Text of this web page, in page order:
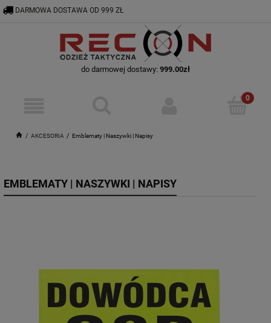
do darmowej dostawy: 999.00zł
AKCESORIA Emblematy | Naszywki | Napisy
DARMOWA DOSTAWA OD 999 ZŁ
56 644 92 29
RECON@ODZIEZTAKTYCZNA.PL
EMBLEMATY | NASZYWKI | NAPISY